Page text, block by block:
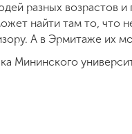
разных возрастов
найти там то, что
А в Эрмитаже их
Мининского